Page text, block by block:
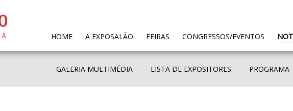
HOME(CURRENT)
A EXPOSALÃO FEIRAS CONGRESSOS/EVENTOS
GALERIA MULTIMÉDIA LISTA DE EXPOSITORES PROGRAMA